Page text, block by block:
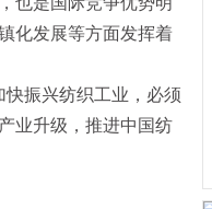
化发展等方面发挥着
快振兴纺织工业，必须
业升级，推进中国纺